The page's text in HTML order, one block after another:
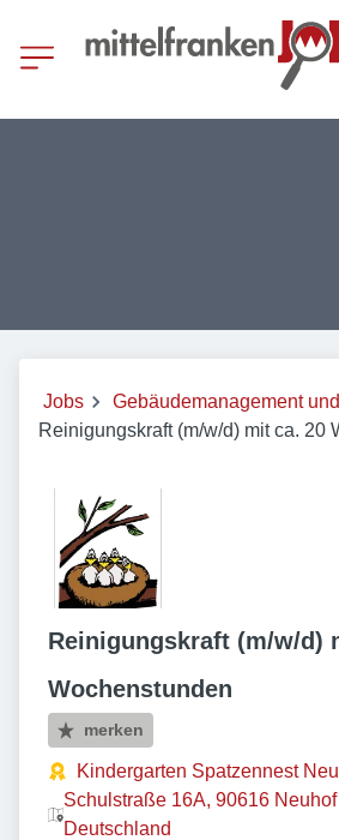
Jobs
Gebäudemanagement
Reinigungskraft (m/w/d) mit ca. 20
Reinigungskraft (m/w/d)
Wochenstunden
merken
Kindergarten Spatzennest
Schulstraße 16A, 90616
Deutschland